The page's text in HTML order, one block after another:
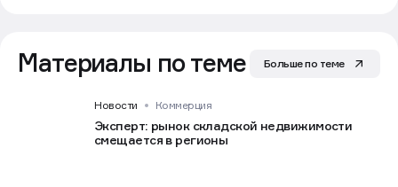
Материалы по теме
Новости Коммерция
Эксперт: рынок складской недвижимости